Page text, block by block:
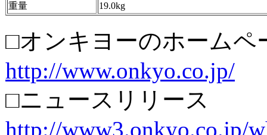
重量 19.0kg
□オンキヨーのホームペ
http://www.onkyo.co.jp/
□ニュースリリース
http://www3.onkyo.co.jp/